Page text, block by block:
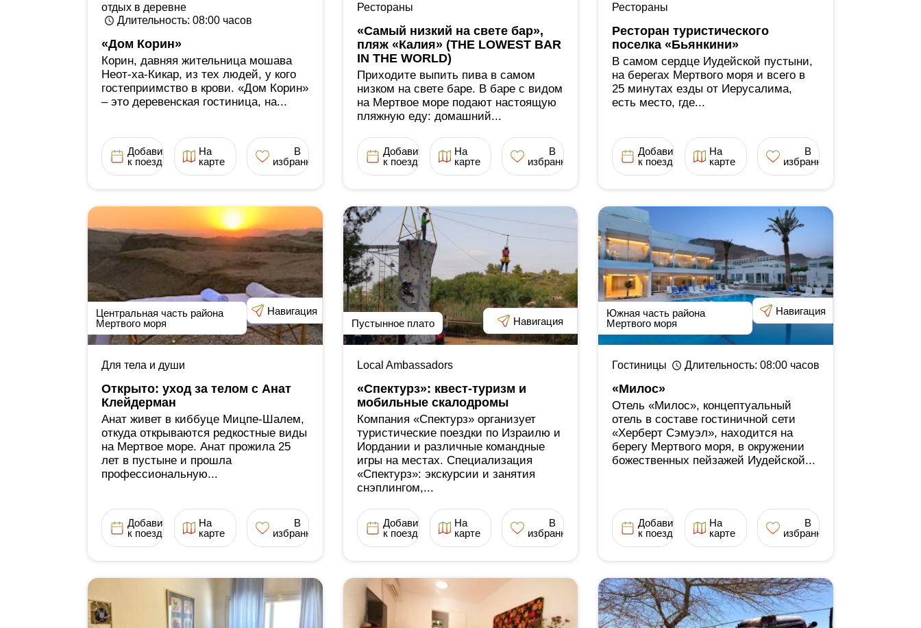
отдых в деревне
Длительность: 08:00 часов
«Дом Корин»
Корин, давняя жительница мошава
Неот-ха-Кикар, из тех людей, у кого
гостеприимство в крови. «Дом Корин»
‒ это деревенская гостиница, на...
Добавить
к поездке
На
карте
В
избранное
Рестораны
«Самый низкий на свете бар»,
пляж «Калия» (THE LOWEST BAR
IN THE WORLD)
Приходите выпить пива в самом
низком на свете баре. В баре с видом
на Мертвое море подают настоящую
пляжную еду: домашний...
Добавить
к поездке
На
карте
В
избранное
Рестораны
Ресторан туристического
поселка «Бьянкини»
В самом сердце Иудейской пустыни,
на берегах Мертвого моря и всего в
25 минутах езды от Иерусалима,
есть место, где...
Добавить
к поездке
На
карте
В
избранное
Центральная часть района
Мертвого моря
Навигация
Для тела и души
Открыто: уход за телом с Анат
Клейдерман
Анат живет в киббуце Мицпе-Шалем,
откуда открываются редкостные виды
на Мертвое море. Анат прожила 25
лет в пустыне и прошла
профессиональную...
Добавить
к поездке
На
карте
В
избранное
Пустынное плато Навигация
Local Ambassadors
«Спектурз»: квест-туризм и
мобильные скалодромы
Компания «Спектурз» организует
туристические поездки по Израилю и
Иордании и различные командные
игры на местах. Специализация
«Спектурз»: экскурсии и занятия
снэплингом,...
Добавить
к поездке
На
карте
В
избранное
Южная часть района
Мертвого моря
Навигация
Гостиницы Длительность: 08:00 часов
«Милос»
Отель «Милос», концептуальный
отель в составе гостиничной сети
«Херберт Сэмуэл», находится на
берегу Мертвого моря, в окружении
божественных пейзажей Иудейской...
Добавить
к поездке
На
карте
В
избранное